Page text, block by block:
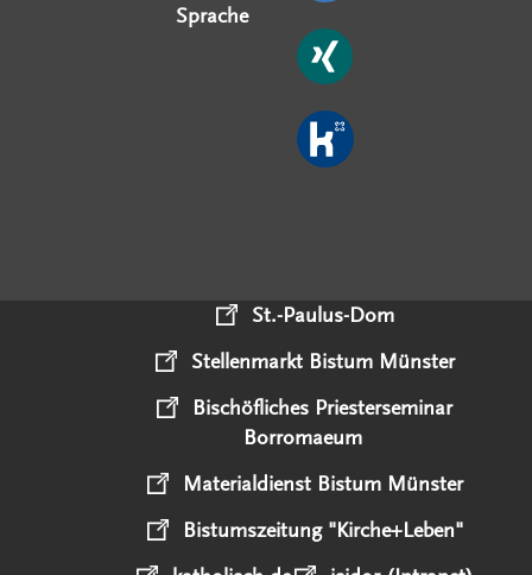
Sprache
St.-Paulus-Dom
Stellenmarkt Bistum Münster
Bischöfliches Priesterseminar
Borromaeum
Materialdienst Bistum Münster
Bistumszeitung "Kirche+Leben"